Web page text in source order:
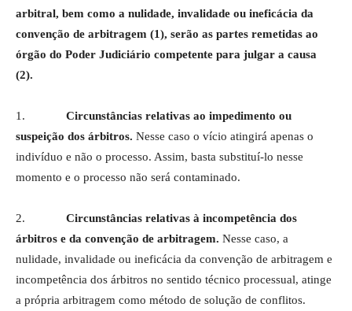
arbitral, bem como a nulidade, invalidade ou ineficácia da
convenção de arbitragem (1), serão as partes remetidas ao
órgão do Poder Judiciário competente para julgar a causa
(2).
1. Circunstâncias relativas ao impedimento ou
suspeição dos árbitros. Nesse caso o vício atingirá apenas o
indivíduo e não o processo. Assim, basta substituí-lo nesse
momento e o processo não será contaminado.
2. Circunstâncias relativas à incompetência dos
árbitros e da convenção de arbitragem. Nesse caso, a
nulidade, invalidade ou ineficácia da convenção de arbitragem e
incompetência dos árbitros no sentido técnico processual, atinge
a própria arbitragem como método de solução de conflitos.